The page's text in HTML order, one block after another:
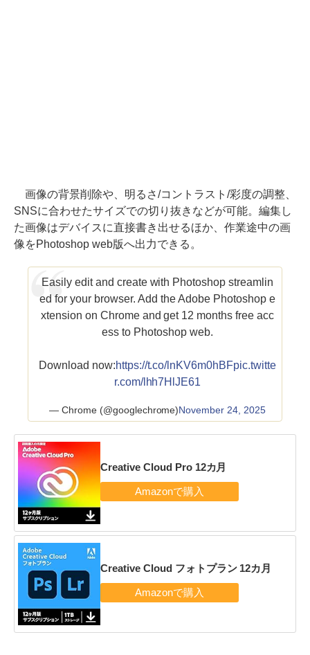
画像の背景削除や、明るさ/コントラスト/彩度の調整、
SNSに合わせたサイズでの切り抜きなどが可能。編集し
た画像はデバイスに直接書き出せるほか、作業途中の画
像をPhotoshop web版へ出力できる。
Easily edit and create with Photoshop streamlin
ed for your browser. Add the Adobe Photoshop e
xtension on Chrome and get 12 months free acc
ess to Photoshop web.
Download now:https://t.co/lnKV6m0hBFpic.twitte
r.com/lhh7HlJE61
— Chrome (@googlechrome)November 24, 2025
Creative Cloud Pro 12カ月
Creative Cloud フォトプラン 12カ月